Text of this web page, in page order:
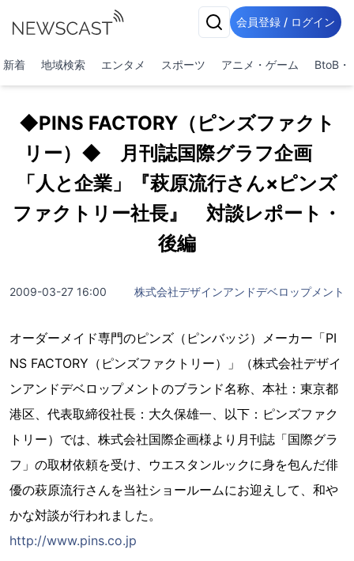
会員登録 / ログイン
新着 地域検索 エンタメ スポーツ アニメ・ゲーム BtoB・
◆PINS FACTORY（ピンズファクト
リー）◆ 月刊誌国際グラフ企画
「人と企業」『萩原流行さん×ピンズ
ファクトリー社長』 対談レポート・
後編
2009-03-27 16:00 株式会社デザインアンドデベロップメント
オーダーメイド専門のピンズ（ピンバッジ）メーカー「PI
NS FACTORY（ピンズファクトリー）」（株式会社デザイ
ンアンドデベロップメントのブランド名称、本社：東京都
港区、代表取締役社長：大久保雄一、以下：ピンズファク
トリー）では、株式会社国際企画様より月刊誌「国際グラ
フ」の取材依頼を受け、ウエスタンルックに身を包んだ俳
優の萩原流行さんを当社ショールームにお迎えして、和や
かな対談が行われました。
http://www.pins.co.jp